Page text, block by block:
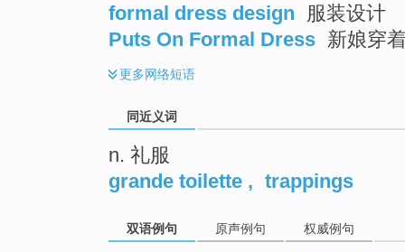
formal dress design
服装设计
Puts On Formal Dress 新娘穿
更多网络短语
同近义词
n. 礼服
grande toilette , trappings
双语例句 原声例句 权威例句